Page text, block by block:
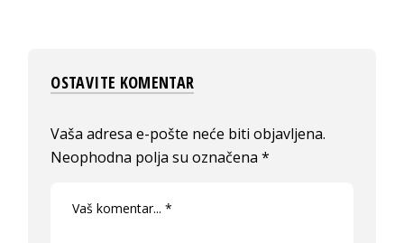
OSTAVITE KOMENTAR
Vaša adresa e-pošte neće biti objavljena.
Neophodna polja su označena*